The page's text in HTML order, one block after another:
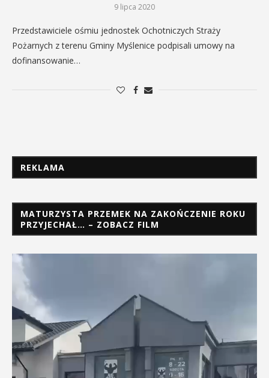
9 lipca 2020
Przedstawiciele ośmiu jednostek Ochotniczych Straży
Pożarnych z terenu Gminy Myślenice podpisali umowy na
dofinansowanie…
REKLAMA
MATURZYSTA PRZEMEK NA ZAKOŃCZENIE ROKU
PRZYJECHAŁ… – ZOBACZ FILM
Odtwarzacz